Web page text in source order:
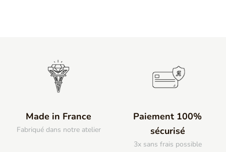
Made in France
Fabriqué dans notre atelier
Paiement 100%
sécurisé
3x sans frais possible